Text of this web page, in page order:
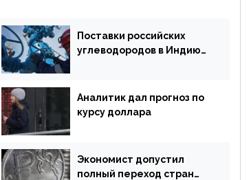
Поставки российских
углеводородов в Индию
Аналитик дал прогноз по
курсу доллара
Экономист допустил
полный переход стран